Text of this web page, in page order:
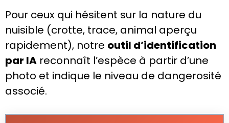
Pour ceux qui hésitent sur la nature du
nuisible (crotte, trace, animal aperçu
rapidement), notre outil d’identification
par IA reconnaît l’espèce à partir d’une
photo et indique le niveau de dangerosité
associé.